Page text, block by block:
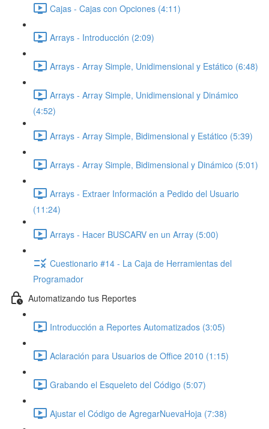
Cajas - Cajas con Opciones (4:11)
Arrays - Introducción (2:09)
Arrays - Array Simple, Unidimensional y Estático (6:48)
Arrays - Array Simple, Unidimensional y Dinámico
(4:52)
Arrays - Array Simple, Bidimensional y Estático (5:39)
Arrays - Array Simple, Bidimensional y Dinámico (5:01)
Arrays - Extraer Información a Pedido del Usuario
(11:24)
Arrays - Hacer BUSCARV en un Array (5:00)
Cuestionario #14 - La Caja de Herramientas del
Programador
Automatizando tus Reportes
Introducción a Reportes Automatizados (3:05)
Aclaración para Usuarios de Office 2010 (1:15)
Grabando el Esqueleto del Código (5:07)
Ajustar el Código de AgregarNuevaHoja (7:38)